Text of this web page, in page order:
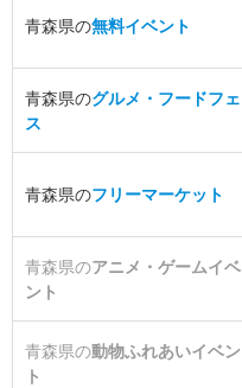
青森県の無料イベント
青森県のグルメ・フードフェ
ス
青森県のフリーマーケット
青森県のアニメ・ゲームイベ
ント
青森県の動物ふれあいイベン
ト